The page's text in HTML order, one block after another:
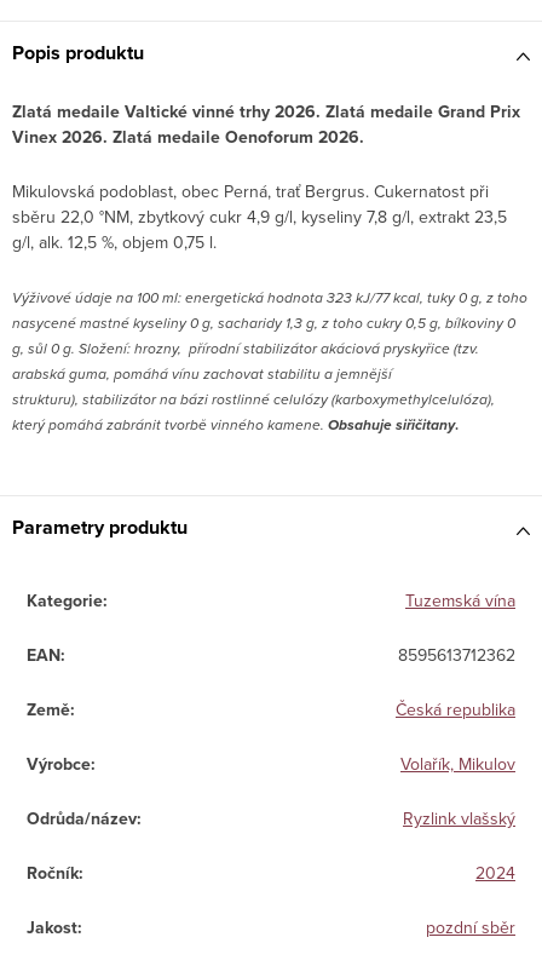
Popis produktu
Zlatá medaile Valtické vinné trhy 2026. Zlatá medaile Grand Prix
Vinex 2026. Zlatá medaile Oenoforum 2026.
Mikulovská podoblast, obec Perná, trať Bergrus. Cukernatost při
sběru 22,0 °NM, zbytkový cukr 4,9 g/l, kyseliny 7,8 g/l, extrakt 23,5
g/l, alk. 12,5 %, objem 0,75 l.
Výživové údaje na 100 ml: energetická hodnota 323 kJ/77 kcal, tuky 0 g, z toho
nasycené mastné kyseliny 0 g, sacharidy 1,3 g, z toho cukry 0,5 g, bílkoviny 0
g, sůl 0 g. Složení: hrozny, přírodní stabilizátor akáciová pryskyřice (tzv.
arabská guma, pomáhá vínu zachovat stabilitu a jemnější
strukturu), stabilizátor na bázi rostlinné celulózy (karboxymethylcelulóza),
který pomáhá zabránit tvorbě vinného kamene. Obsahuje siřičitany.
Parametry produktu
Kategorie: Tuzemská vína
EAN: 8595613712362
Země: Česká republika
Výrobce: Volařík, Mikulov
Odrůda/název: Ryzlink vlašský
Ročník: 2024
Jakost: pozdní sběr